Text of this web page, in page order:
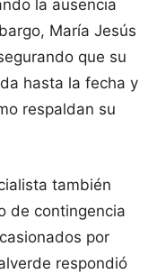
la ausencia
María Jesús
que su
hasta la fecha y
respaldan su
también
de contingencia
por
respondió